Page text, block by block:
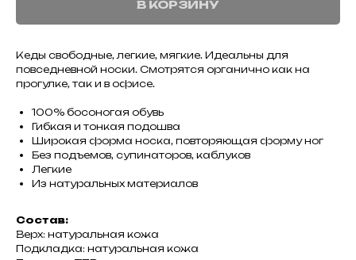
В КОРЗИНУ
Кеды свободные, легкие, мягкие. Идеальны для
повседневной носки. Смотрятся органично как на
прогулке, так и в офисе.
100% босоногая обувь
Гибкая и тонкая подошва
Широкая форма носка, повторяющая форму ног
Без подъемов, супинаторов, каблуков
Легкие
Из натуральных материалов
Состав:
Верх: натуральная кожа
Подкладка: натуральная кожа